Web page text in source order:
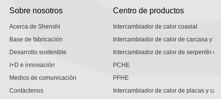
Sobre nosotros
Acerca de Shenshi
Base de fabricación
Desarrollo sostenible
I+D e innovación
Medios de comunicación
Contáctenos
Centro de productos
Intercambiador de calor coaxial
Intercambiador de calor de carcasa y
Intercambiador de calor de serpentín
PCHE
PFHE
Intercambiador de calor de placas y